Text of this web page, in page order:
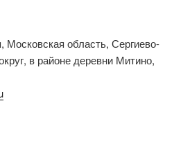
Московская область, Сергиево-
в районе деревни Митино,